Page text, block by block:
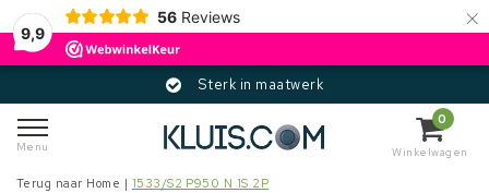
9,9
56 Reviews ×
Sterk in maatwerk
Menu
0
Winkelwagen
Terug naar Home | 1533/S2 P950 N 1S 2P